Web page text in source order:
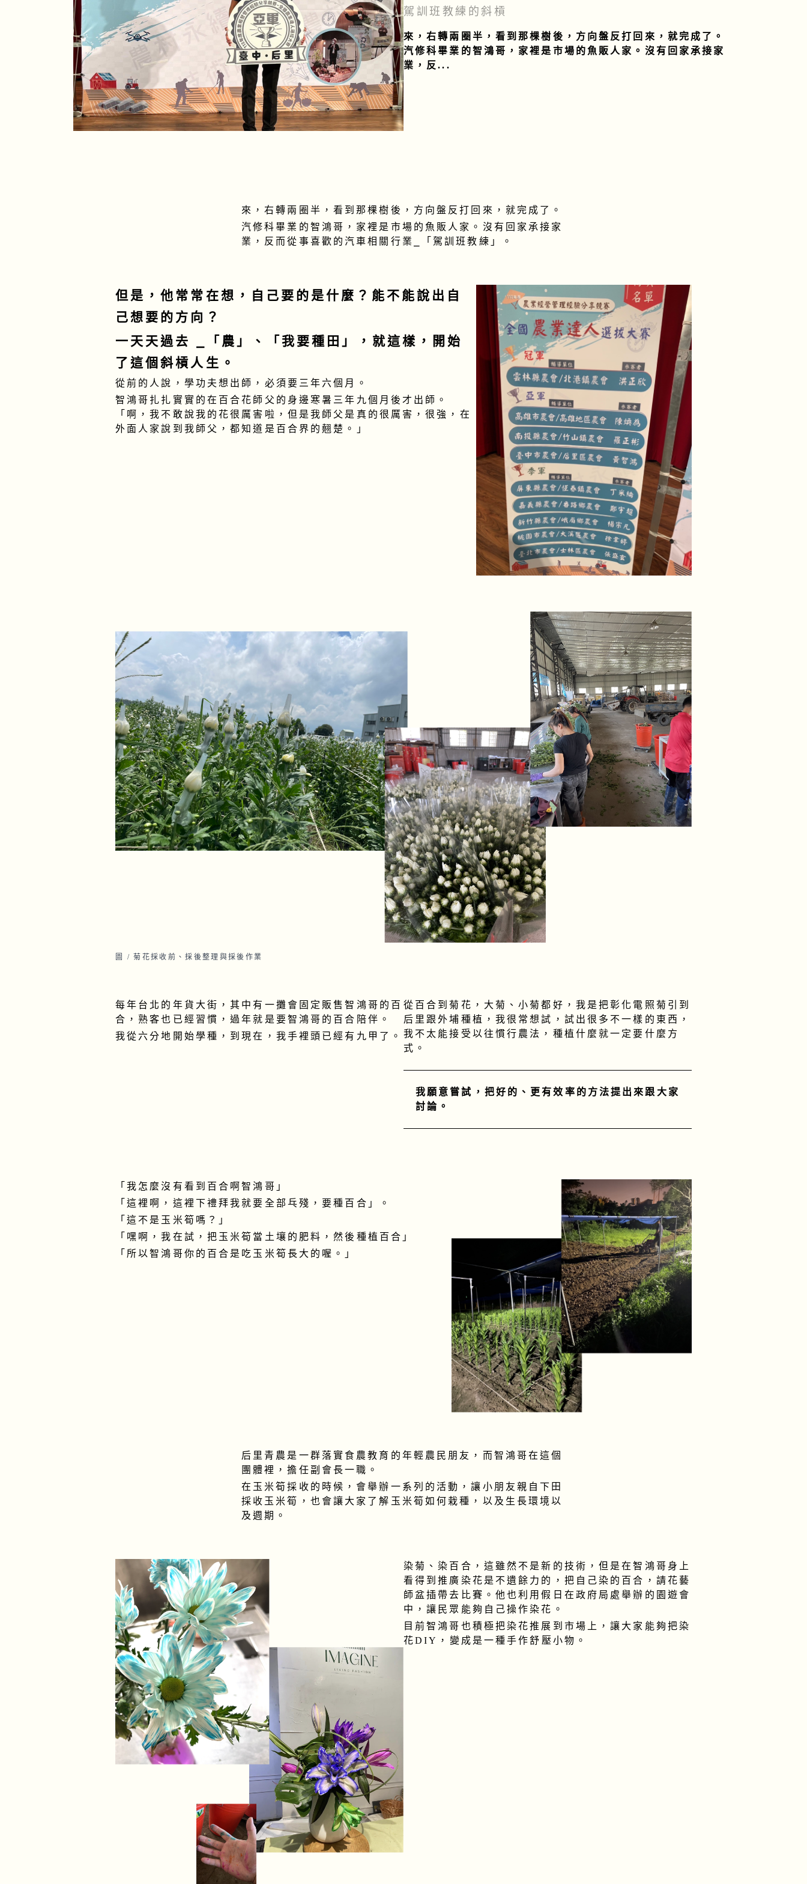
駕訓班教練的斜槓
來，右轉兩圈半，看到那棵樹後，方向盤反打回來，就完成了。
汽修科畢業的智鴻哥，家裡是市場的魚販人家。沒有回家承接家
業，反...
來，右轉兩圈半，看到那棵樹後，方向盤反打回來，就完成了。
汽修科畢業的智鴻哥，家裡是市場的魚販人家。沒有回家承接家
業，反而從事喜歡的汽車相關行業⎯「駕訓班教練」。
但是，他常常在想，自己要的是什麼？能不能說出自
己想要的方向？
一天天過去 ⎯「農」、「我要種田」，就這樣，開始
了這個斜槓人生。
從前的人說，學功夫想出師，必須要三年六個月。
智鴻哥扎扎實實的在百合花師父的身邊寒暑三年九個月後才出師。
「啊，我不敢說我的花很厲害啦，但是我師父是真的很厲害，很強，在
外面人家說到我師父，都知道是百合界的翹楚。」
圖 / 菊花採收前、採後整理與採後作業
每年台北的年貨大街，其中有一攤會固定販售智鴻哥的百
合，熟客也已經習慣，過年就是要智鴻哥的百合陪伴。
我從六分地開始學種，到現在，我手裡頭已經有九甲了。
從百合到菊花，大菊、小菊都好，我是把彰化電照菊引到
后里跟外埔種植，我很常想試，試出很多不一樣的東西，
我不太能接受以往慣行農法，種植什麼就一定要什麼方
式。
我願意嘗試，把好的、更有效率的方法提出來跟大家
討論。
「我怎麼沒有看到百合啊智鴻哥」
「這裡啊，這裡下禮拜我就要全部乓殘，要種百合」。
「這不是玉米筍嗎？」
「嘿啊，我在試，把玉米筍當土壤的肥料，然後種植百合」
「所以智鴻哥你的百合是吃玉米筍長大的喔。」
后里青農是一群落實食農教育的年輕農民朋友，而智鴻哥在這個
團體裡，擔任副會長一職。
在玉米筍採收的時候，會舉辦一系列的活動，讓小朋友親自下田
採收玉米筍，也會讓大家了解玉米筍如何栽種，以及生長環境以
及週期。
染菊、染百合，這雖然不是新的技術，但是在智鴻哥身上
看得到推廣染花是不遺餘力的，把自己染的百合，請花藝
師盆插帶去比賽。他也利用假日在政府局處舉辦的園遊會
中，讓民眾能夠自己操作染花。
目前智鴻哥也積極把染花推展到市場上，讓大家能夠把染
花DIY，變成是一種手作舒壓小物。